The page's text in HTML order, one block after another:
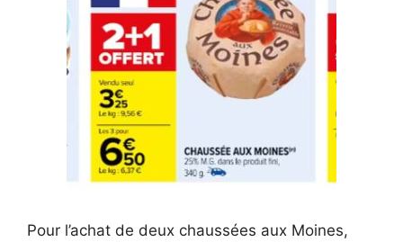
Pour l’achat de deux chaussées aux Moines,